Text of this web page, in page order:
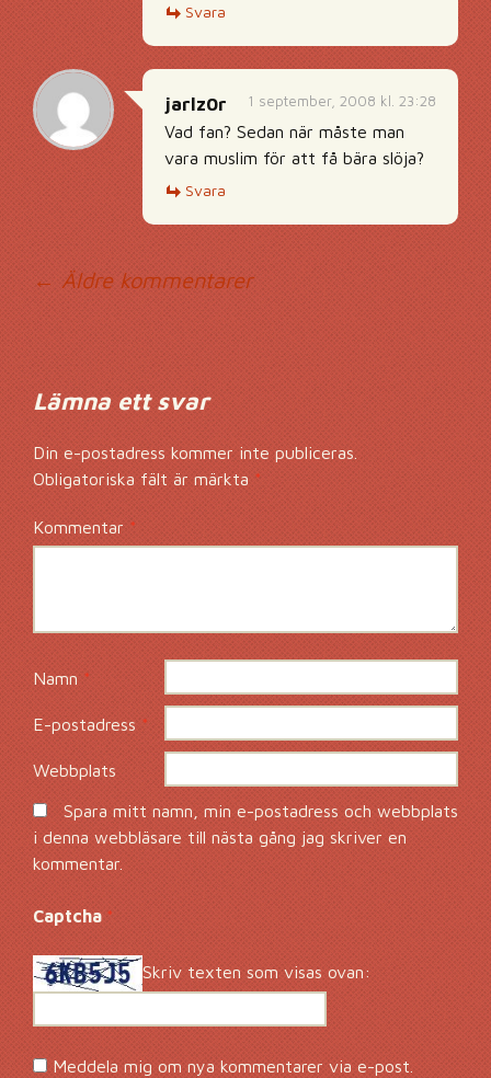
Svara
1 september, 2008 kl. 23:28
jarlz0r
Vad fan? Sedan när måste man
vara muslim för att få bära slöja?
Svara
← Äldre kommentarer
Lämna ett svar
Din e-postadress kommer inte publiceras.
Obligatoriska fält är märkta *
Kommentar*
Namn*
E-postadress*
Webbplats
Spara mitt namn, min e-postadress och webbplats
i denna webbläsare till nästa gång jag skriver en
kommentar.
Captcha*
Skriv texten som visas ovan:
Meddela mig om nya kommentarer via e-post.